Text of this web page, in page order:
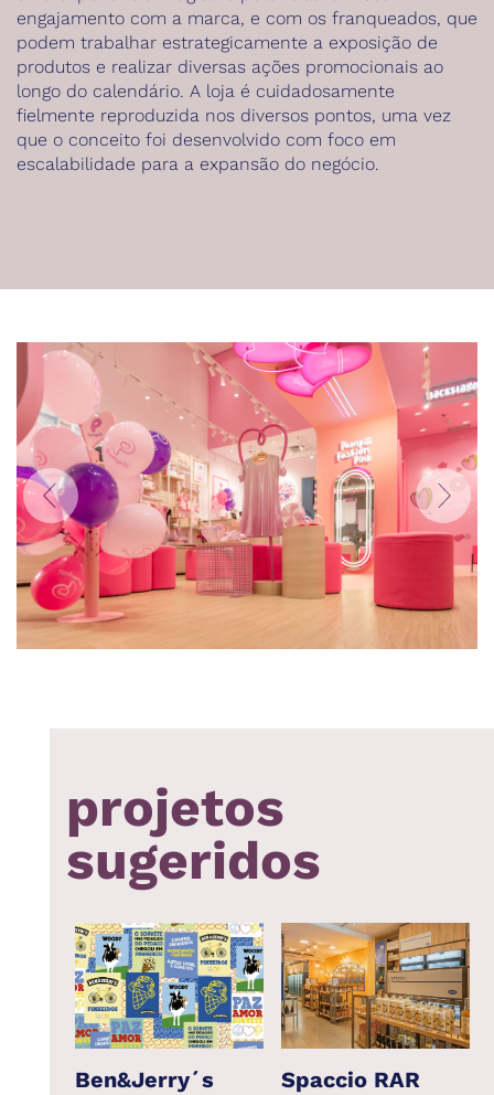
engajamento com a marca, e com os franqueados, que
podem trabalhar estrategicamente a exposição de
produtos e realizar diversas ações promocionais ao
longo do calendário. A loja é cuidadosamente
fielmente reproduzida nos diversos pontos, uma vez
que o conceito foi desenvolvido com foco em
escalabilidade para a expansão do negócio.
Anterior
projetos
sugeridos
Ben&Jerry´s Spaccio RAR